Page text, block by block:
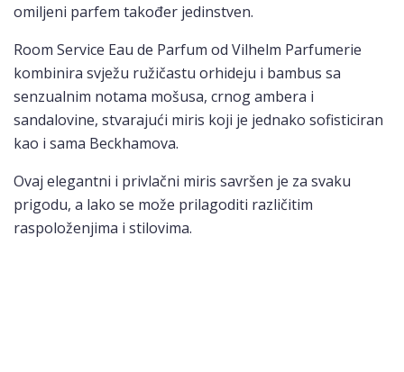
omiljeni parfem također jedinstven.
Room Service Eau de Parfum od Vilhelm Parfumerie
kombinira svježu ružičastu orhideju i bambus sa
senzualnim notama mošusa, crnog ambera i
sandalovine, stvarajući miris koji je jednako sofisticiran
kao i sama Beckhamova.
Ovaj elegantni i privlačni miris savršen je za svaku
prigodu, a lako se može prilagoditi različitim
raspoloženjima i stilovima.